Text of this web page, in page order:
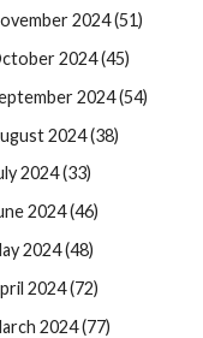
2024 (51)
2024 (45)
2024 (54)
2024 (38)
2024 (33)
2024 (46)
2024 (48)
2024 (72)
2024 (77)